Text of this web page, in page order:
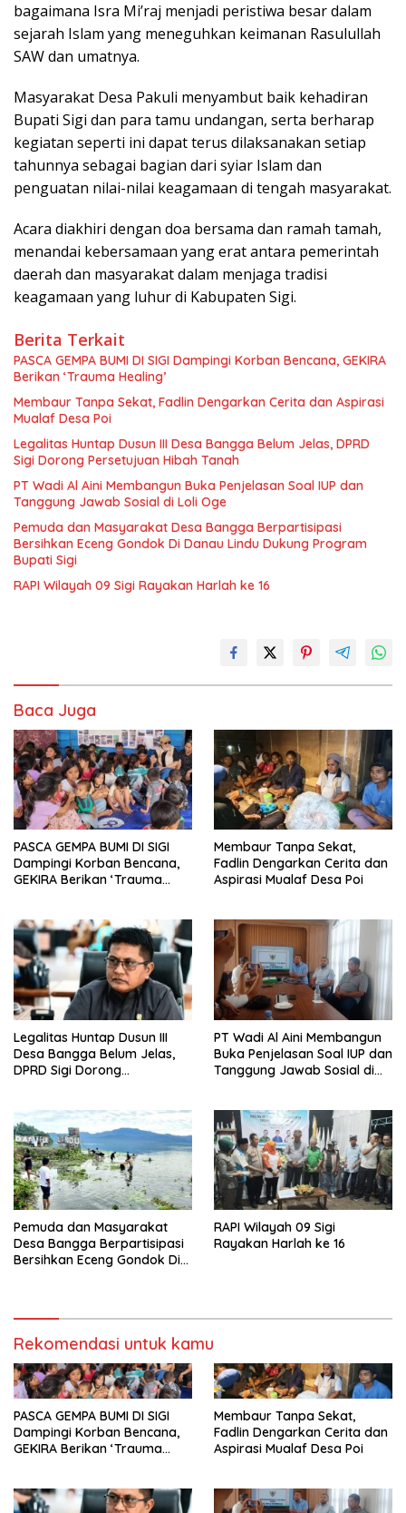
bagaimana Isra Mi’raj menjadi peristiwa besar dalam
sejarah Islam yang meneguhkan keimanan Rasulullah
SAW dan umatnya.
Masyarakat Desa Pakuli menyambut baik kehadiran
Bupati Sigi dan para tamu undangan, serta berharap
kegiatan seperti ini dapat terus dilaksanakan setiap
tahunnya sebagai bagian dari syiar Islam dan
penguatan nilai-nilai keagamaan di tengah masyarakat.
Acara diakhiri dengan doa bersama dan ramah tamah,
menandai kebersamaan yang erat antara pemerintah
daerah dan masyarakat dalam menjaga tradisi
keagamaan yang luhur di Kabupaten Sigi.
Berita Terkait
PASCA GEMPA BUMI DI SIGI Dampingi Korban Bencana, GEKIRA
Berikan ‘Trauma Healing’
Membaur Tanpa Sekat, Fadlin Dengarkan Cerita dan Aspirasi
Mualaf Desa Poi
Legalitas Huntap Dusun III Desa Bangga Belum Jelas, DPRD
Sigi Dorong Persetujuan Hibah Tanah
PT Wadi Al Aini Membangun Buka Penjelasan Soal IUP dan
Tanggung Jawab Sosial di Loli Oge
Pemuda dan Masyarakat Desa Bangga Berpartisipasi
Bersihkan Eceng Gondok Di Danau Lindu Dukung Program
Bupati Sigi
RAPI Wilayah 09 Sigi Rayakan Harlah ke 16
Baca Juga
PASCA GEMPA BUMI DI SIGI
Dampingi Korban Bencana,
GEKIRA Berikan ‘Trauma
Membaur Tanpa Sekat,
Fadlin Dengarkan Cerita dan
Aspirasi Mualaf Desa Poi
Legalitas Huntap Dusun III
Desa Bangga Belum Jelas,
DPRD Sigi Dorong
PT Wadi Al Aini Membangun
Buka Penjelasan Soal IUP dan
Tanggung Jawab Sosial di
Pemuda dan Masyarakat
Desa Bangga Berpartisipasi
Bersihkan Eceng Gondok Di
RAPI Wilayah 09 Sigi
Rayakan Harlah ke 16
Rekomendasi untuk kamu
PASCA GEMPA BUMI DI SIGI
Dampingi Korban Bencana,
GEKIRA Berikan ‘Trauma
Membaur Tanpa Sekat,
Fadlin Dengarkan Cerita dan
Aspirasi Mualaf Desa Poi